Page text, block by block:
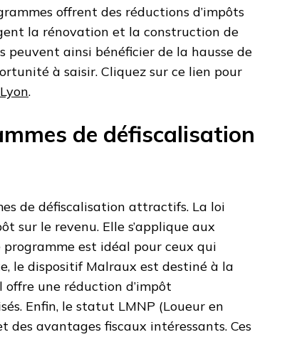
offrent des réductions d’impôts
la rénovation et la construction de
peuvent ainsi bénéficier de la hausse de
à saisir. Cliquez sur ce lien pour
.
de défiscalisation
de défiscalisation attractifs. La loi
sur le revenu. Elle s’applique aux
est idéal pour ceux qui
le dispositif Malraux est destiné à la
une réduction d’impôt
Enfin, le statut LMNP (Loueur en
des avantages fiscaux intéressants. Ces